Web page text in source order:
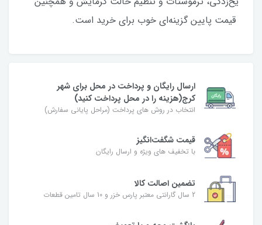
قیمت پایین گزینه‌ا‌ی خوب برای خرید است.
ارسال رایگان و پرداخت در محل برای شهر
کرج(هزینه را در محل پرداخت کنید)
انتخاب در روش های پرداخت (مراحل پایانی سفارش)
قیمت شگفت‌انگیز
با تخفیف های ویژه و ارسال رایگان
تضمین اصالت کالا
2 سال گارانتی معتبر پارس خزر و 10 سال تامین قطعات